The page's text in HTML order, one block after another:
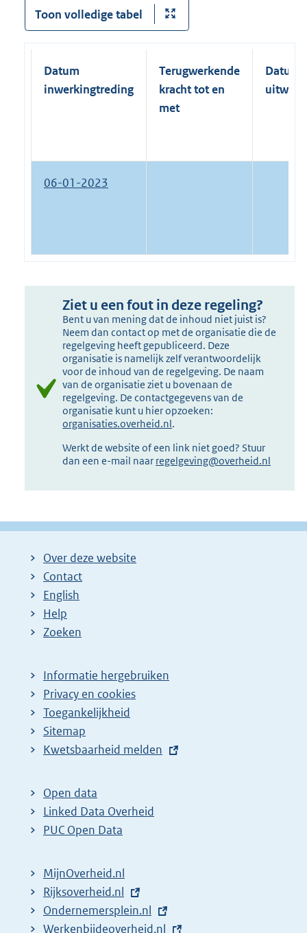
Toon volledige tabel
Datum
inwerkingtreding
Terugwerkende
kracht tot en
met
Datum
06-01-2023
Ziet u een fout in deze regeling?
Bent u van mening dat de inhoud niet juist is?
Neem dan contact op met de organisatie die de
regelgeving heeft gepubliceerd. Deze
organisatie is namelijk zelf verantwoordelijk
voor de inhoud van de regelgeving. De naam
van de organisatie ziet u bovenaan de
regelgeving. De contactgegevens van de
organisatie kunt u hier opzoeken:
organisaties.overheid.nl.
Werkt de website of een link niet goed? Stuur
dan een e-mail naar regelgeving@overheid.nl
Over deze website
Contact
English
Help
Zoeken
Informatie hergebruiken
Privacy en cookies
Toegankelijkheid
Sitemap
E
t
e
r
l
i
n
Kwetsbaarheid melden
Open data
Linked Data Overheid
PUC Open Data
MijnOverheid.nl
E
x
t
Rijksoverheid.nl
E
x
Ondernemersplein.nl
E
Werkenbijdeoverheid.nl